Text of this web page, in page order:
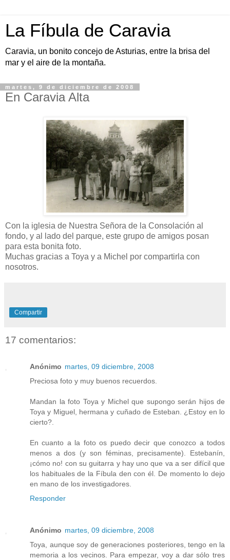
La Fíbula de Caravia
Caravia, un bonito concejo de Asturias, entre la brisa del
mar y el aire de la montaña.
martes, 9 de diciembre de 2008
En Caravia Alta
Con la iglesia de Nuestra Señora de la Consolación al
fondo, y al lado del parque, este grupo de amigos posan
para esta bonita foto.
Muchas gracias a Toya y a Michel por compartirla con
nosotros.
Compartir
17 comentarios:
Anónimo martes, 09 diciembre, 2008
Preciosa foto y muy buenos recuerdos.
Mandan la foto Toya y Michel que supongo serán hijos de
Toya y Miguel, hermana y cuñado de Esteban. ¿Estoy en lo
cierto?.
En cuanto a la foto os puedo decir que conozco a todos
menos a dos (y son féminas, precisamente). Estebanín,
¡cómo no! con su guitarra y hay uno que va a ser difícil que
los habituales de la Fíbula den con él. De momento lo dejo
en mano de los investigadores.
Responder
Anónimo martes, 09 diciembre, 2008
Toya, aunque soy de generaciones posteriores, tengo en la
memoria a los vecinos. Para empezar, voy a dar sólo tres